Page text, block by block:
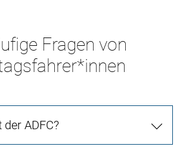
Fragen von
ADFC?